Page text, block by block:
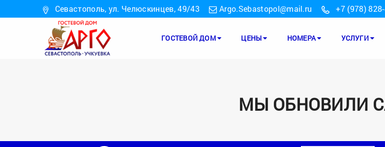
Севастополь, ул. Челюскинцев, 49/43 Argo.Sebastopol@mail.ru +7 (978)
ГОСТЕВОЙ ДОМ ЦЕНЫ НОМЕРА УСЛУГИ
МЫ ОБНОВИЛИ